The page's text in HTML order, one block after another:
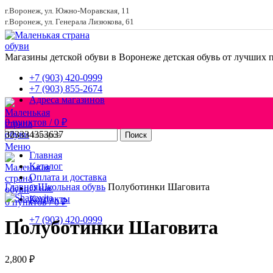
г.Воронеж, ул. Южно-Моравская, 11
г.Воронеж, ул. Генерала Лизюкова, 61
Магазины детской обуви в Воронеже детская обувь от лучших
+7 (903) 420-0999
+7 (903) 855-2674
Адреса магазинов
0пунктов / 0 ₽
Поиск
Меню
0пунктов / 0₽
Главная
Каталог
Оплата и доставка
О нас
Контакты
+7 (903) 420-0999
323334353637
Увеличить
ГлавнаяШкольная обувь Полуботинки Шаговита
Полуботинки Шаговита
2,800 ₽